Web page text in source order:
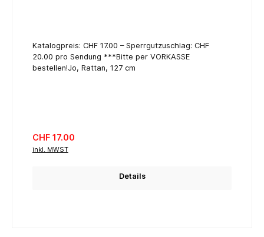
Katalogpreis: CHF 17.00 – Sperrgutzuschlag: CHF
20.00 pro Sendung ***Bitte per VORKASSE
bestellen!Jo, Rattan, 127 cm
Regulärer Preis:
CHF 17.00
inkl. MWST
Details